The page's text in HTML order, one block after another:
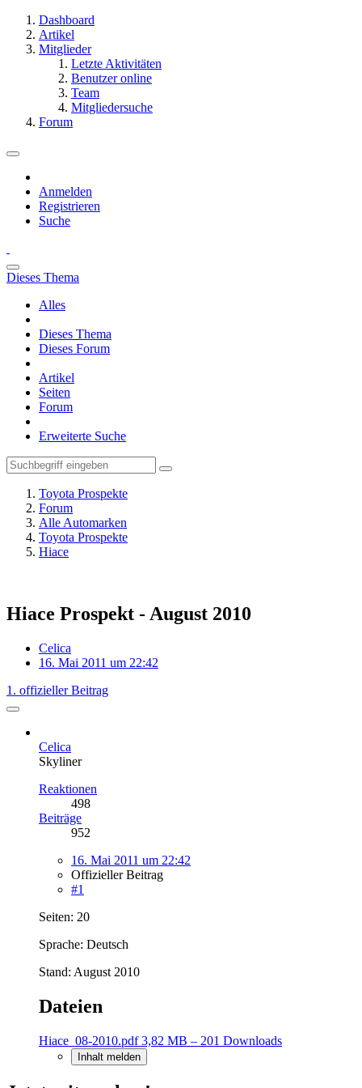
Dashboard
Artikel
Mitglieder
Letzte Aktivitäten
Benutzer online
Team
Mitgliedersuche
Forum
Anmelden
Registrieren
Suche
Dieses Thema
Alles
Dieses Thema
Dieses Forum
Artikel
Seiten
Forum
Erweiterte Suche
Toyota Prospekte
Forum
Alle Automarken
Toyota Prospekte
Hiace
Hiace Prospekt - August 2010
Celica
16. Mai 2011 um 22:42
1. offizieller Beitrag
Celica
Skyliner
Reaktionen
498
Beiträge
952
16. Mai 2011 um 22:42
Offizieller Beitrag
#1
Seiten: 20
Sprache: Deutsch
Stand: August 2010
Dateien
Hiace_08-2010.pdf 3,82 MB – 201 Downloads
Inhalt melden